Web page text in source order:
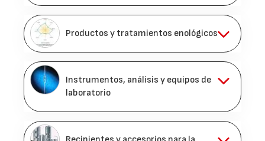
Productos y tratamientos enológicos
Instrumentos, análisis y equipos de
laboratorio